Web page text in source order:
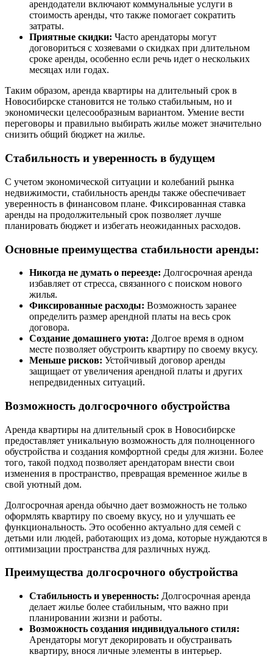
арендодатели включают коммунальные услуги в
стоимость аренды, что также помогает сократить
затраты.
Приятные скидки: Часто арендаторы могут
договориться с хозяевами о скидках при длительном
сроке аренды, особенно если речь идет о нескольких
месяцах или годах.
Таким образом, аренда квартиры на длительный срок в
Новосибирске становится не только стабильным, но и
экономически целесообразным вариантом. Умение вести
переговоры и правильно выбирать жилье может значительно
снизить общий бюджет на жилье.
Стабильность и уверенность в будущем
С учетом экономической ситуации и колебаний рынка
недвижимости, стабильность аренды также обеспечивает
уверенность в финансовом плане. Фиксированная ставка
аренды на продолжительный срок позволяет лучше
планировать бюджет и избегать неожиданных расходов.
Основные преимущества стабильности аренды:
Никогда не думать о переезде: Долгосрочная аренда
избавляет от стресса, связанного с поиском нового
жилья.
Фиксированные расходы: Возможность заранее
определить размер арендной платы на весь срок
договора.
Создание домашнего уюта: Долгое время в одном
месте позволяет обустроить квартиру по своему вкусу.
Меньше рисков: Устойчивый договор аренды
защищает от увеличения арендной платы и других
непредвиденных ситуаций.
Возможность долгосрочного обустройства
Аренда квартиры на длительный срок в Новосибирске
предоставляет уникальную возможность для полноценного
обустройства и создания комфортной среды для жизни. Более
того, такой подход позволяет арендаторам внести свои
изменения в пространство, превращая временное жилье в
свой уютный дом.
Долгосрочная аренда обычно дает возможность не только
оформлять квартиру по своему вкусу, но и улучшать ее
функциональность. Это особенно актуально для семей с
детьми или людей, работающих из дома, которые нуждаются в
оптимизации пространства для различных нужд.
Преимущества долгосрочного обустройства
Стабильность и уверенность: Долгосрочная аренда
делает жилье более стабильным, что важно при
планировании жизни и работы.
Возможность создания индивидуального стиля:
Арендаторы могут декорировать и обустраивать
квартиру, внося личные элементы в интерьер.